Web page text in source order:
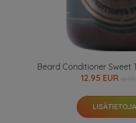
Beard Conditioner Sweet
12.95 EUR
LISÄTIETOJA